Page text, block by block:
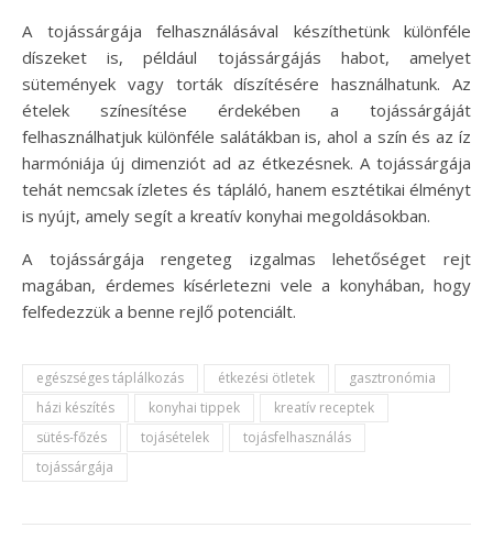
A tojássárgája felhasználásával készíthetünk különféle
díszeket is, például tojássárgájás habot, amelyet
sütemények vagy torták díszítésére használhatunk. Az
ételek színesítése érdekében a tojássárgáját
felhasználhatjuk különféle salátákban is, ahol a szín és az íz
harmóniája új dimenziót ad az étkezésnek. A tojássárgája
tehát nemcsak ízletes és tápláló, hanem esztétikai élményt
is nyújt, amely segít a kreatív konyhai megoldásokban.
A tojássárgája rengeteg izgalmas lehetőséget rejt
magában, érdemes kísérletezni vele a konyhában, hogy
felfedezzük a benne rejlő potenciált.
egészséges táplálkozás étkezési ötletek
gasztronómia
házi készítés
konyhai tippek
kreatív receptek
sütés-főzés
tojásételek
tojásfelhasználás
tojássárgája